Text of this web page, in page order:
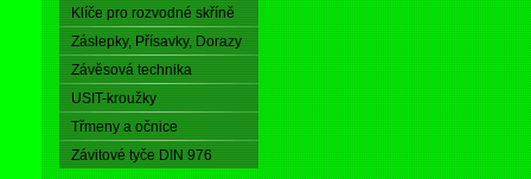
Klíče pro rozvodné skříně
Záslepky, Přísavky, Dorazy
Závěsová technika
USIT-kroužky
Třmeny a očnice
Závitové tyče DIN 976